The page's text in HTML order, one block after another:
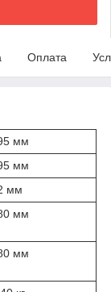
Оплата
мм
мм
мм
мм
мм